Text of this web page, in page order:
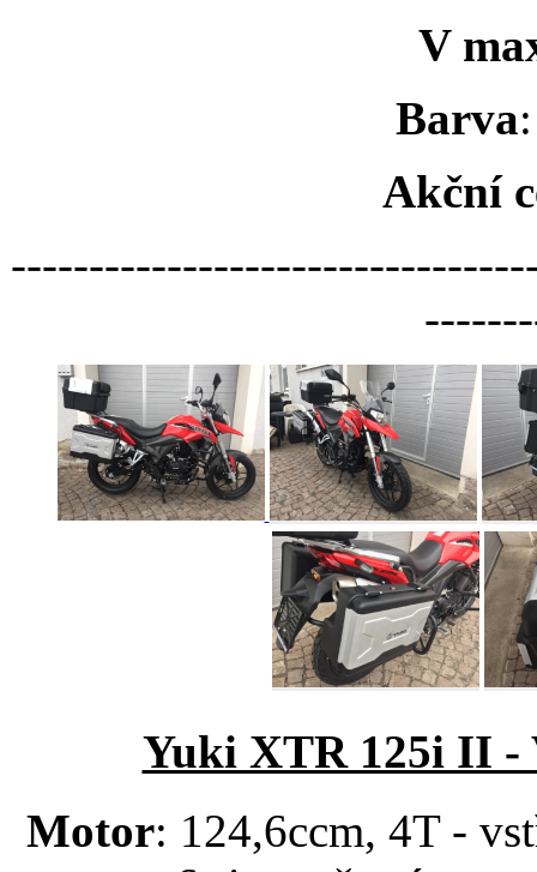
V
Barva
Akční
Yuki XTR 125i II -
Motor: 124,6ccm, 4T -